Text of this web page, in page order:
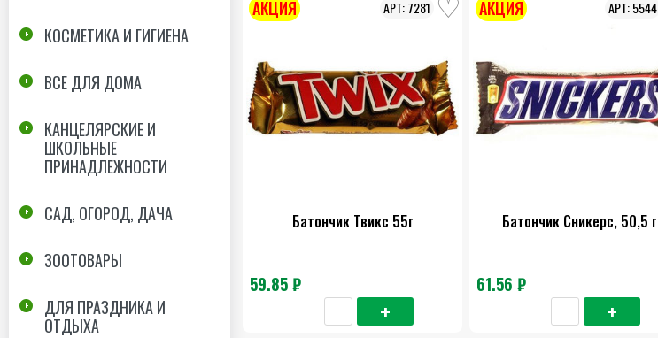
КОСМЕТИКА И ГИГИЕНА
ВСЕ ДЛЯ ДОМА
КАНЦЕЛЯРСКИЕ И
ШКОЛЬНЫЕ
ПРИНАДЛЕЖНОСТИ
САД, ОГОРОД, ДАЧА
ЗООТОВАРЫ
ДЛЯ ПРАЗДНИКА И
ОТДЫХА
Батончик Твикс 55г
59.85 ₽
7281
АКЦИЯ
Батончик Сникерс, 50,5 г
61.56 ₽
5544
АКЦИЯ